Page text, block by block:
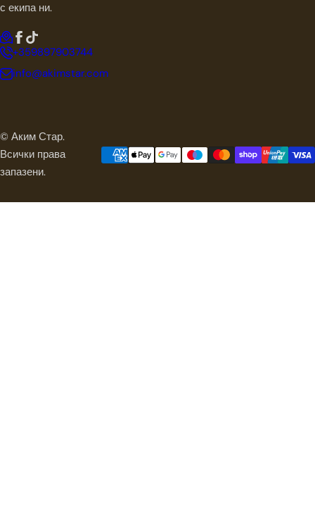
с екипа ни.
+359897903744
info@akimstar.com
© Аким Стар.
Всички права
запазени.